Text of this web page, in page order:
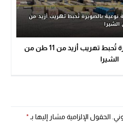
ضربة أمنية نوعية بالصويرة تُحبط تهريب أزيد من 11 طن من
الشيرا
الحقول الإلزامية مشار إليها بـ*